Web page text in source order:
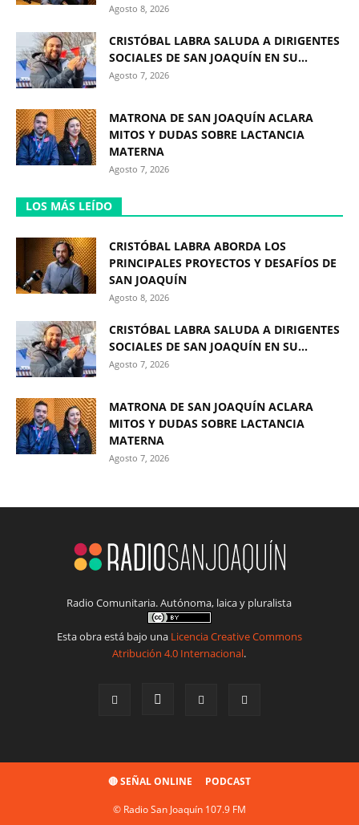
Agosto 8, 2026
CRISTÓBAL LABRA SALUDA A DIRIGENTES
SOCIALES DE SAN JOAQUÍN EN SU...
Agosto 7, 2026
MATRONA DE SAN JOAQUÍN ACLARA
MITOS Y DUDAS SOBRE LACTANCIA
MATERNA
Agosto 7, 2026
LOS MÁS LEÍDO
CRISTÓBAL LABRA ABORDA LOS
PRINCIPALES PROYECTOS Y DESAFÍOS DE
SAN JOAQUÍN
Agosto 8, 2026
CRISTÓBAL LABRA SALUDA A DIRIGENTES
SOCIALES DE SAN JOAQUÍN EN SU...
Agosto 7, 2026
MATRONA DE SAN JOAQUÍN ACLARA
MITOS Y DUDAS SOBRE LACTANCIA
MATERNA
Agosto 7, 2026
Radio Comunitaria. Autónoma, laica y pluralista
Esta obra está bajo una Licencia Creative Commons
Atribución 4.0 Internacional.
🔴 SEÑAL ONLINE PODCAST
© Radio San Joaquín 107.9 FM